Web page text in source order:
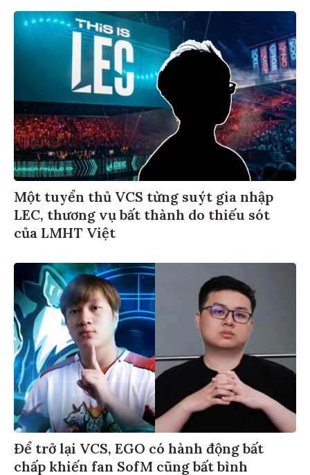
Một tuyển thủ VCS từng suýt gia nhập
LEC, thương vụ bất thành do thiếu sót
của LMHT Việt
Để trở lại VCS, EGO có hành động bất
chấp khiến fan SofM cũng bất bình